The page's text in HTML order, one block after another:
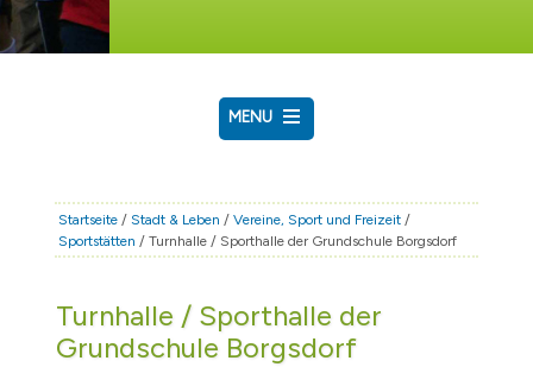
MENU
RATHAUS & POLITIK
BÜRGERSERVICE
TOURISMUS
Startseite /Stadt & Leben /Vereine, Sport und Freizeit /
Sportstätten / Turnhalle / Sporthalle der Grundschule Borgsdorf
Turnhalle / Sporthalle der
Grundschule Borgsdorf